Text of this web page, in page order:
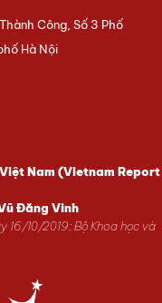
Công, Số 3 Phố
Hà Nội
Nam (Vietnam Report
Đăng Vinh
16/10/2019; Bộ Khoa học và